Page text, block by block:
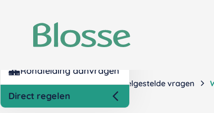
Nettokosten berekenen
Rondleiding aanvragen
Direct regelen
Home Contact Veelgestelde vragen